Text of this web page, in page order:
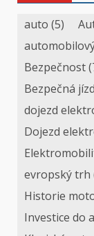
auto (5)
Bezpečnost
Bezpečná
dojezd
Dojezd
evropský trh
Historie
Investice do